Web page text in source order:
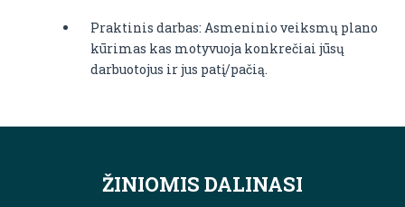
Praktinis darbas: Asmeninio veiksmų plano
kūrimas kas motyvuoja konkrečiai jūsų
darbuotojus ir jus patį/pačią.
ŽINIOMIS DALINASI